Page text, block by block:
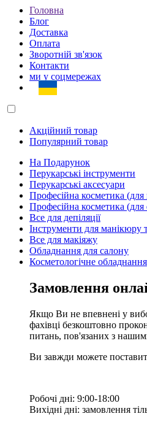
Головна
Блог
Доставка
Оплата
Зворотній зв'язок
Контакти
ми у соцмережах
Акційний товар
Популярний товар
На Подарунок
Перукарські інструменти
Перукарські аксесуари
Професійна косметика (для
Професійна косметика (для
Все для депіляції
Інструменти для манікюру
Все для макіяжу
Обладнання для салону
Косметологічне обладнання
Замовлення
Якщо Ви не впевнені у
фахівці безкоштовно
питань, пов'язаних з
Ви завжди можете
Робочі дні: 9:00-18:00
Вихідні дні: замовлення